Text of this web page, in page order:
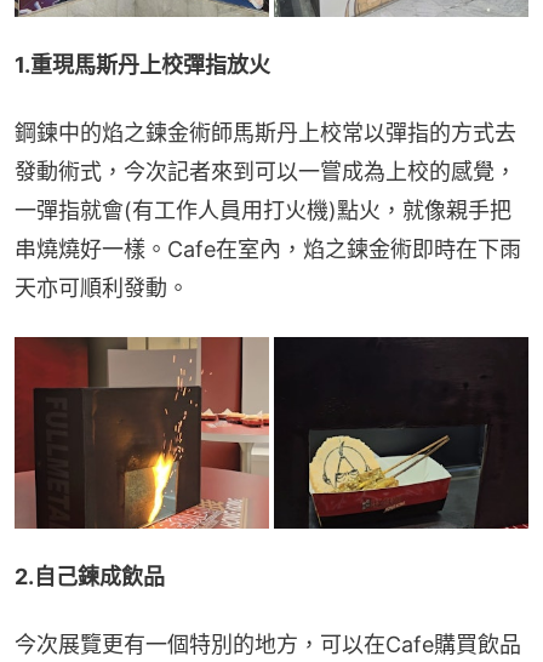
1.重現馬斯丹上校彈指放火
鋼鍊中的焰之鍊金術師馬斯丹上校常以彈指的方式去
發動術式，今次記者來到可以一嘗成為上校的感覺，
一彈指就會(有工作人員用打火機)點火，就像親手把
串燒燒好一樣。Cafe在室內，焰之鍊金術即時在下雨
天亦可順利發動。
2.自己鍊成飲品
今次展覽更有一個特別的地方，可以在Cafe購買飲品